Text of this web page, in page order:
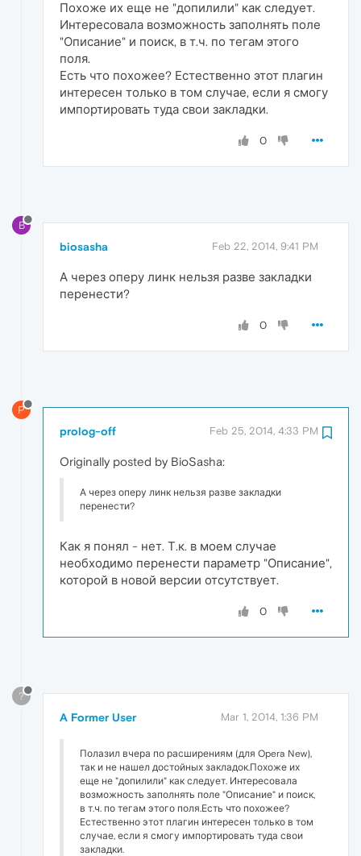
Похоже их еще не "допилили" как следует.
Интересовала возможность заполнять поле
"Описание" и поиск, в т.ч. по тегам этого
поля.
Есть что похожее? Естественно этот плагин
интересен только в том случае, если я смогу
импортировать туда свои закладки.
0
B
biosasha Feb 22, 2014, 9:41 PM
А через оперу линк нельзя разве закладки
перенести?
0
P
prolog-off Feb 25, 2014, 4:33 PM
Originally posted by BioSasha:
А через оперу линк нельзя разве закладки
перенести?
Как я понял - нет. Т.к. в моем случае
необходимо перенести параметр "Описание",
которой в новой версии отсутствует.
0
?
A Former User Mar 1, 2014, 1:36 PM
Полазил вчера по расширениям (для Opera New),
так и не нашел достойных закладок.Похоже их
еще не "допилили" как следует. Интересовала
возможность заполнять поле "Описание" и поиск,
в т.ч. по тегам этого поля.Есть что похожее?
Естественно этот плагин интересен только в том
случае, если я смогу импортировать туда свои
закладки.